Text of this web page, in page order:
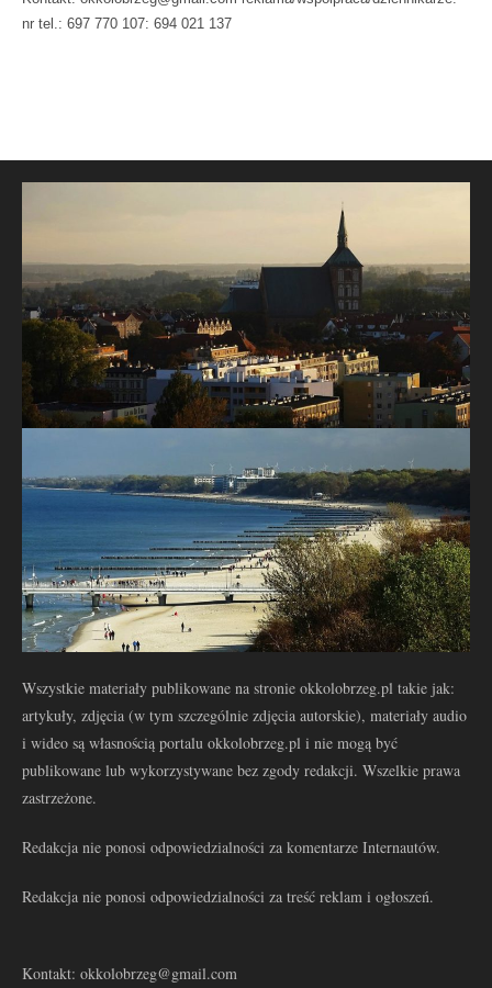
nr tel.: 697 770 107: 694 021 137
Wszystkie materiały publikowane na stronie okkolobrzeg.pl takie jak:
artykuły, zdjęcia (w tym szczególnie zdjęcia autorskie), materiały audio
i wideo są własnością portalu okkolobrzeg.pl i nie mogą być
publikowane lub wykorzystywane bez zgody redakcji. Wszelkie prawa
zastrzeżone.
Redakcja nie ponosi odpowiedzialności za komentarze Internautów.
Redakcja nie ponosi odpowiedzialności za treść reklam i ogłoszeń.
Kontakt: okkolobrzeg@gmail.com